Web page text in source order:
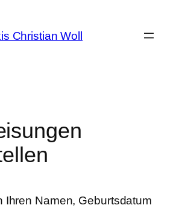
Christian Woll
Ihren Namen, Geburtsdatum